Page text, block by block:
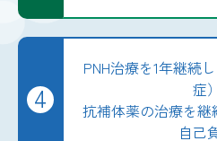
4
PNH治療を1年継続
症
抗補体薬の治療を継
自己